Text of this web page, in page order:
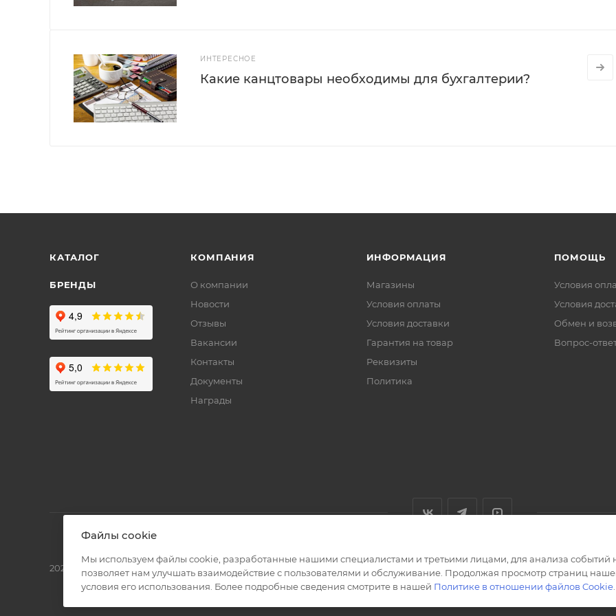
ИНТЕРЕСНОЕ
Какие канцтовары необходимы для бухгалтерии?
КАТАЛОГ
БРЕНДЫ
КОМПАНИЯ
О компании
Новости
Отзывы
Вакансии
Контакты
Документы
Награды
ИНФОРМАЦИЯ
Магазины
Условия оплаты
Условия доставки
Гарантия на товар
Реквизиты
Политика
ПОМОЩЬ
Условия
Условия
Обмен и
Вопрос-
2026 © Полиграф кит - интернет-магазин
Файлы cookie
Мы используем файлы cookie, разработанные нашими специалистами и третьими лицами, для анализа событий
позволяет нам улучшать взаимодействие с пользователями и обслуживание. Продолжая просмотр страниц
условия его использования. Более подробные сведения смотрите в нашей Политике в отношении файлов Cookie